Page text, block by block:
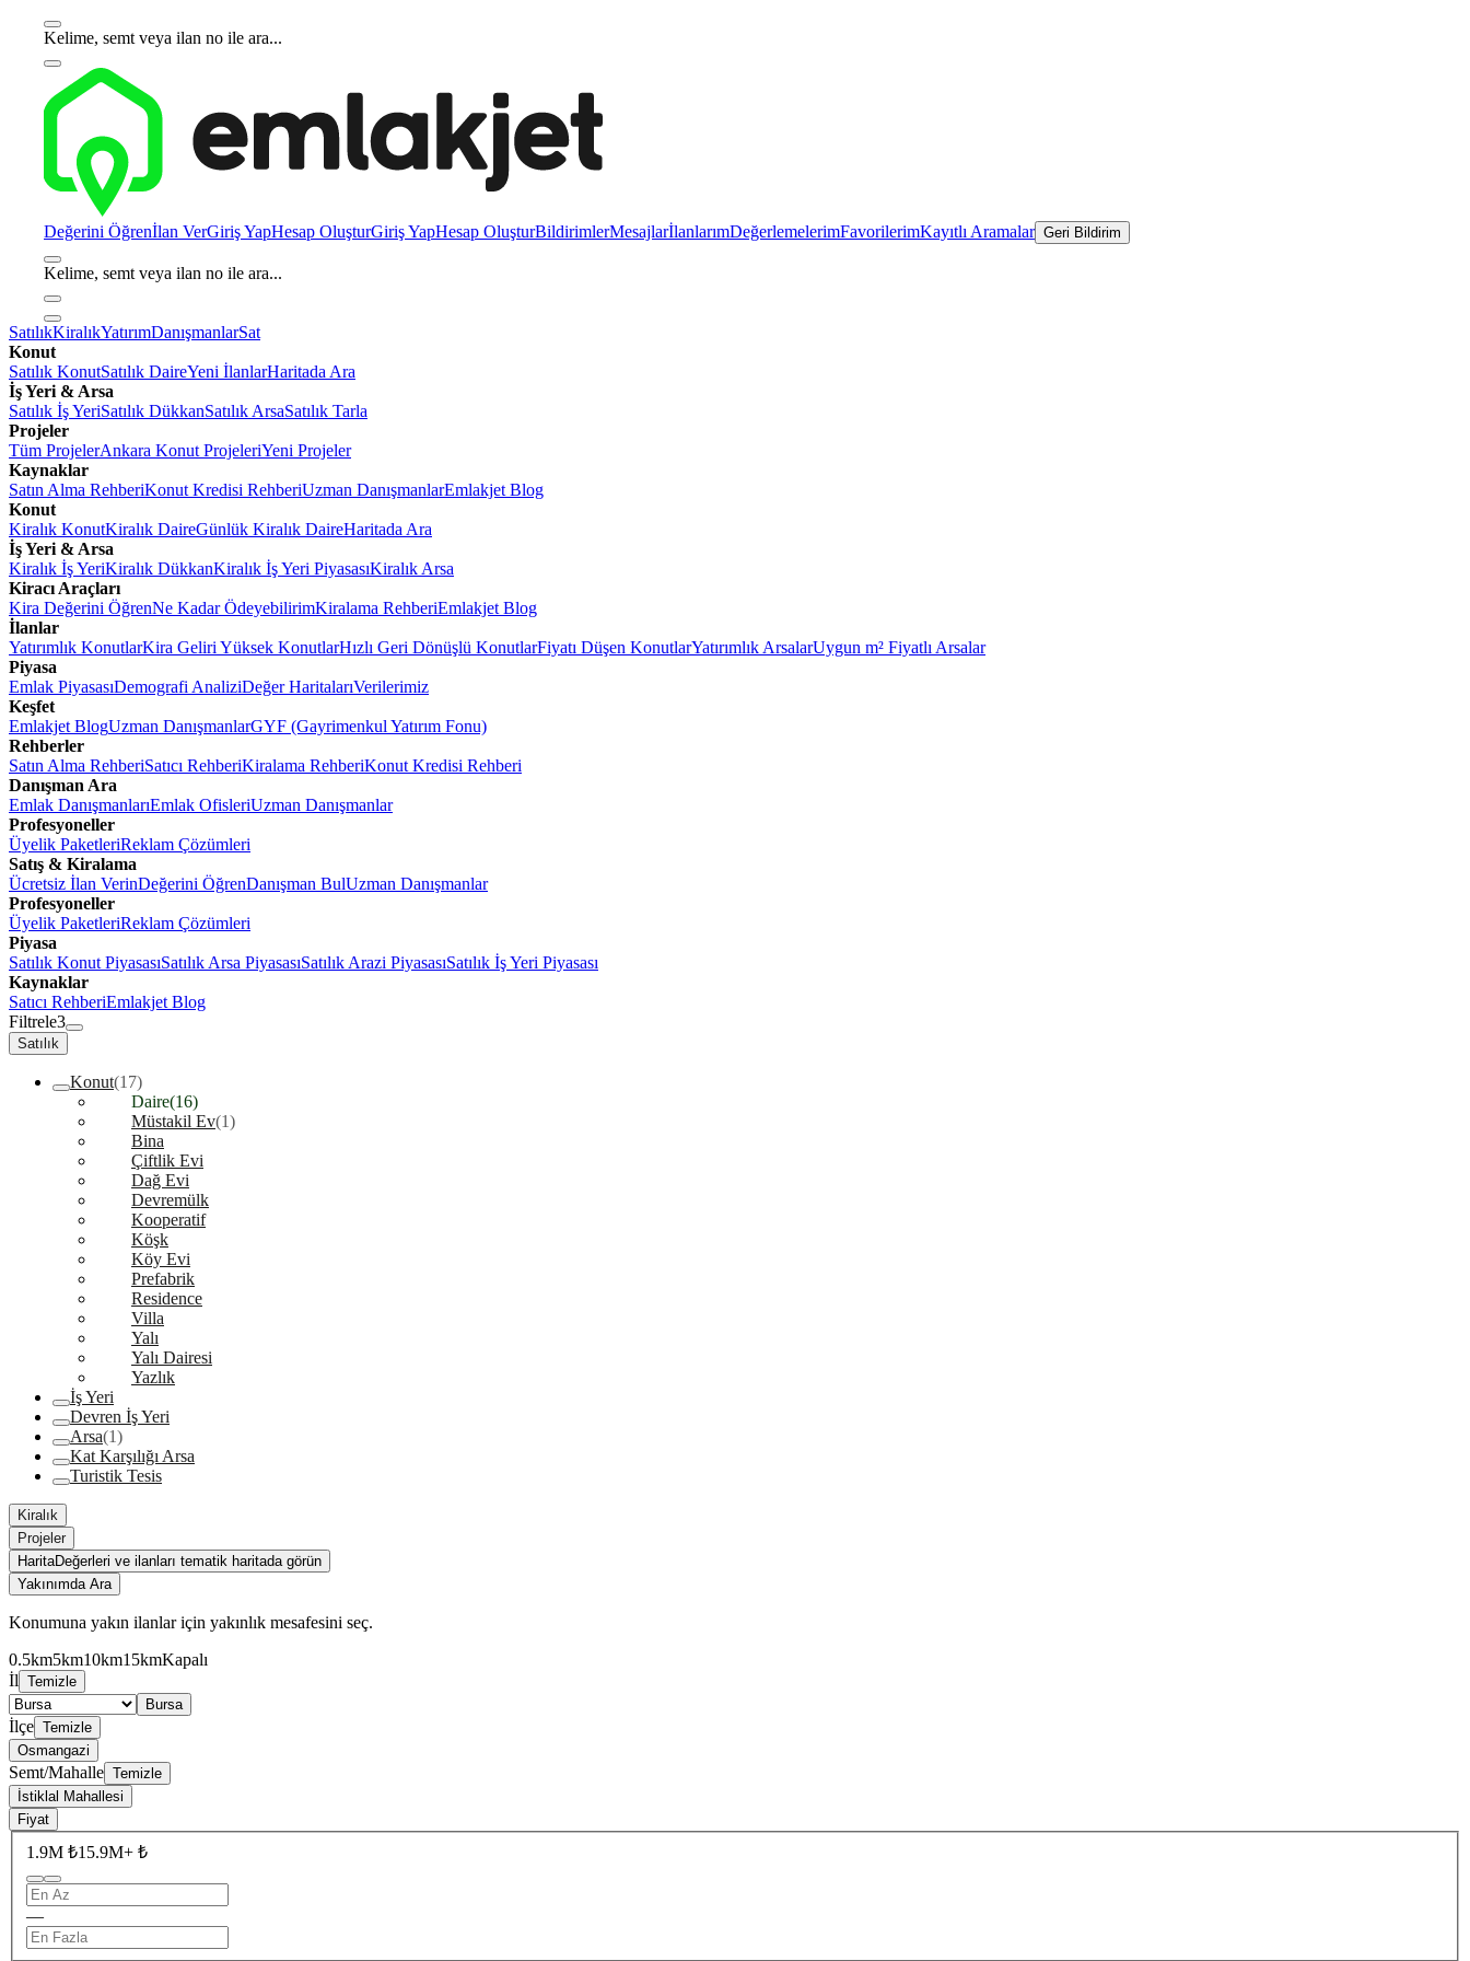
Kelime, semt veya ilan no ile ara...
Değerini Öğrenİlan VerGiriş YapHesap OluşturGiriş YapHesap OluşturBildirimlerMesajlarİlanlarımDeğerlemelerimFavorilerimKayıtlı Aramalar Geri Bildirim
Kelime, semt veya ilan no ile ara...
SatılıkKiralıkYatırımDanışmanlarSat
Konut
Satılık KonutSatılık DaireYeni İlanlarHaritada Ara
İş Yeri & Arsa
Satılık İş YeriSatılık DükkanSatılık ArsaSatılık Tarla
Projeler
Tüm ProjelerAnkara Konut ProjeleriYeni Projeler
Kaynaklar
Satın Alma RehberiKonut Kredisi RehberiUzman DanışmanlarEmlakjet Blog
Konut
Kiralık KonutKiralık DaireGünlük Kiralık DaireHaritada Ara
İş Yeri & Arsa
Kiralık İş YeriKiralık DükkanKiralık İş Yeri PiyasasıKiralık Arsa
Kiracı Araçları
Kira Değerini ÖğrenNe Kadar ÖdeyebilirimKiralama RehberiEmlakjet Blog
İlanlar
Yatırımlık KonutlarKira Geliri Yüksek KonutlarHızlı Geri Dönüşlü KonutlarFiyatı Düşen KonutlarYatırımlık ArsalarUygun m² Fiyatlı Arsalar
Piyasa
Emlak PiyasasıDemografi AnaliziDeğer HaritalarıVerilerimiz
Keşfet
Emlakjet BlogUzman DanışmanlarGYF (Gayrimenkul Yatırım Fonu)
Rehberler
Satın Alma RehberiSatıcı RehberiKiralama RehberiKonut Kredisi Rehberi
Danışman Ara
Emlak DanışmanlarıEmlak OfisleriUzman Danışmanlar
Profesyoneller
Üyelik PaketleriReklam Çözümleri
Satış & Kiralama
Ücretsiz İlan VerinDeğerini ÖğrenDanışman BulUzman Danışmanlar
Profesyoneller
Üyelik PaketleriReklam Çözümleri
Piyasa
Satılık Konut PiyasasıSatılık Arsa PiyasasıSatılık Arazi PiyasasıSatılık İş Yeri Piyasası
Kaynaklar
Satıcı RehberiEmlakjet Blog
Filtrele3
Satılık
Konut(17)
Daire(16)
Müstakil Ev(1)
Bina
Çiftlik Evi
Dağ Evi
Devremülk
Kooperatif
Köşk
Köy Evi
Prefabrik
Residence
Villa
Yalı
Yalı Dairesi
Yazlık
İş Yeri
Devren İş Yeri
Arsa(1)
Kat Karşılığı Arsa
Turistik Tesis
Kiralık
Projeler
HaritaDeğerleri ve ilanları tematik haritada görün
Yakınımda Ara
Konumuna yakın ilanlar için yakınlık mesafesini seç.
0.5km5km10km15kmKapalı
İl Temizle
Bursa
İlçe Temizle
Osmangazi
Semt/Mahalle Temizle
İstiklal Mahallesi
Fiyat
1.9M ₺15.9M+ ₺
—